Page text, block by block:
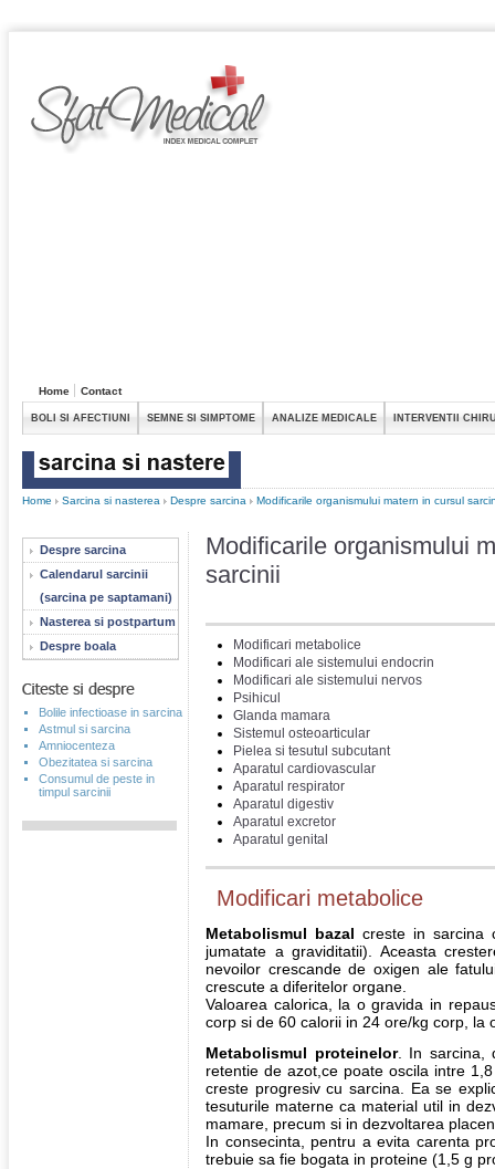
Home Contact
BOLI SI AFECTIUNI SEMNE SI SIMPTOME ANALIZE MEDICALE INTERVENTII
Home Sarcina si nasterea Despre sarcina Modificarile organismului matern in cursul
Despre sarcina
Calendarul sarcinii
(sarcina pe saptamani)
Nasterea si postpartum
Despre boala
Bolile infectioase in sarcina
Astmul si sarcina
Amniocenteza
Obezitatea si sarcina
Consumul de peste in
timpul sarcinii
Modificarile organismului
sarcinii
Modificari metabolice
Modificari ale sistemului endocrin
Modificari ale sistemului nervos
Psihicul
Glanda mamara
Sistemul osteoarticular
Pielea si tesutul subcutant
Aparatul cardiovascular
Aparatul respirator
Aparatul digestiv
Aparatul excretor
Aparatul genital
Modificari metabolice
Metabolismul bazal creste in sarcina
jumatate a graviditatii). Aceasta
nevoilor crescande de oxigen ale
crescute a diferitelor organe.
Valoarea calorica, la o gravida in
corp si de 60 calorii in 24 ore/kg corp, la
Metabolismul proteinelor. In sarcina,
retentie de azot,ce poate oscila intre
creste progresiv cu sarcina. Ea se
tesuturile materne ca material util in
mamare, precum si in dezvoltarea
In consecinta, pentru a evita carenta
trebuie sa fie bogata in proteine (1,5 g